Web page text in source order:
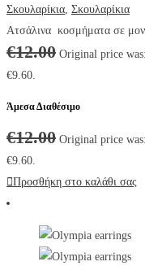
Σκουλαρίκια Σκουλαρίκια
Ατσάλινα κοσμήματα σε
€12.00 Original price
€9.60.
Άμεσα Διαθέσιμο
€12.00 Original price
€9.60.
Προσθήκη στο καλάθι σας